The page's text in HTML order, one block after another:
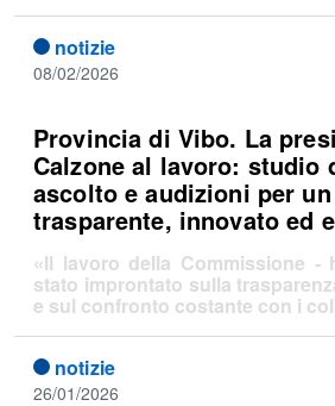
notizie
08/02/2026
Provincia di Vibo. La
Calzone al lavoro: studio
ascolto e audizioni per
trasparente, innovato ed
«Il lavoro della Commissione -
stato improntato sulla
e sul confronto costante con i
notizie
26/01/2026